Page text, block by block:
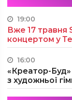
19:00
Вже 17 травня
концертом у
16:00
«Креатор-
з художньої